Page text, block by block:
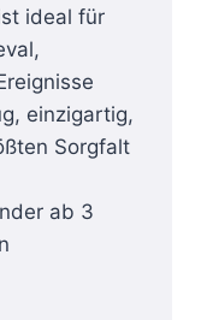
ideal für
einzigartig,
Sorgfalt
ab 3